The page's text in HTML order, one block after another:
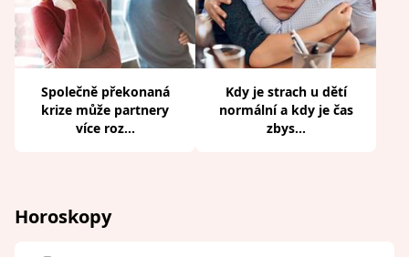
Společně překonaná
krize může partnery
více roz...
Kdy je strach u dětí
normální a kdy je čas
zbys...
Horoskopy